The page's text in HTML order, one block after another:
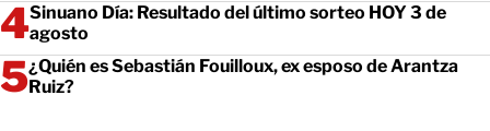
Sinuano Día: Resultado del último sorteo HOY 3 de
agosto
¿Quién es Sebastián Fouilloux, ex esposo de Arantza
Ruiz?